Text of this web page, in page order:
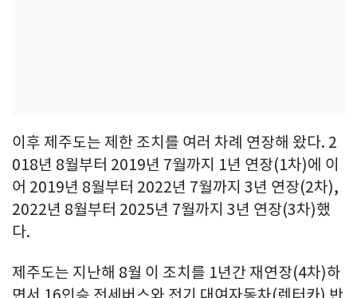
이후 제주도는 제한 조치를 여러 차례 연장해 왔다. 2
018년 8월부터 2019년 7월까지 1년 연장(1차)에 이
어 2019년 8월부터 2022년 7월까지 3년 연장(2차),
2022년 8월부터 2025년 7월까지 3년 연장(3차)했
다.
제주도는 지난해 8월 이 조치를 1년간 재연장(4차)하